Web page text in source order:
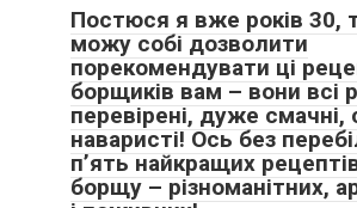
Постюся я вже років 30,
можу собі дозволити
порекомендувати ці
борщиків вам – вони всі
перевірені, дуже смачні,
наваристі! Ось без
п’ять найкращих
борщу – різноманітних,